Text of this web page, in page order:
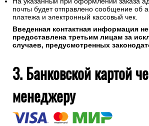
почты будет отправлено сообщение об
платежа и электронный кассовый чек.
Введенная контактная информация
предоставлена третьим лицам за
случаев, предусмотренных
3. Банковской картой
менеджеру